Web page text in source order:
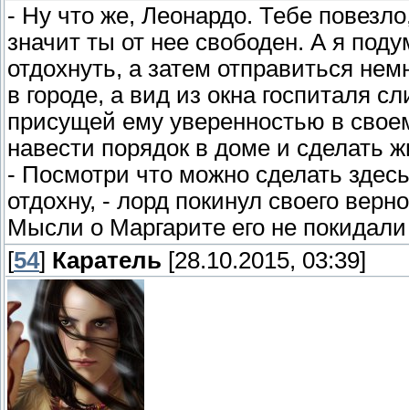
- Ну что же, Леонардо. Тебе
значит ты от нее свободен. А я
отдохнуть, а затем отправиться
в городе, а вид из окна госпиталя
присущей ему уверенностью в
навести порядок в доме и сделать
- Посмотри что можно сделать
отдохну, - лорд покинул своего
Мысли о Маргарите его не
[54] Каратель [28.10.2015, 03:39]